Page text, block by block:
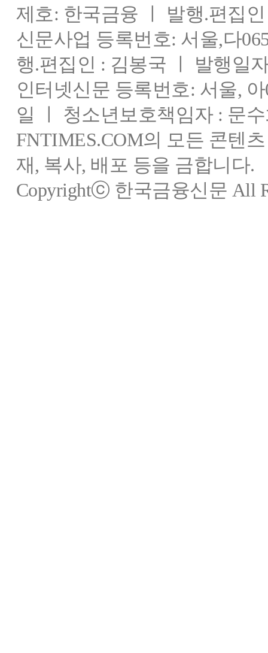
제호: 한국금융 ㅣ 발행.편집
신문사업 등록번호: 서울,다
행.편집인 : 김봉국 ㅣ 발행일
인터넷신문 등록번호: 서울,
일 ㅣ 청소년보호책임자 : 문
FNTIMES.COM의 모든 콘텐
재, 복사, 배포 등을 금합니다.
Copyrightⓒ 한국금융신문 All